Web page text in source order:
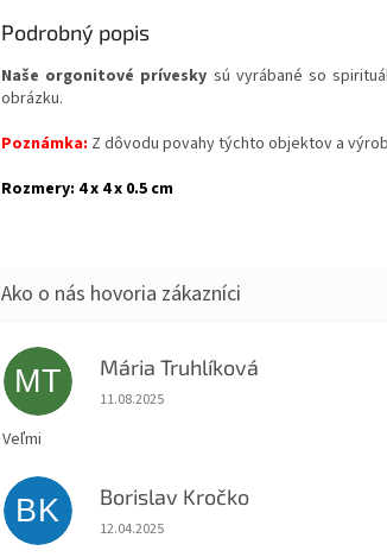
Podrobný popis
Naše orgonitové prívesky sú vyrábané so
obrázku.
Poznámka: Z dôvodu povahy týchto objektov a
Rozmery: 4 x 4 x 0.5 cm
MT Mária Truhlíková
Hodnotenie obchodu je 5 z 5 hviezdičiek.
11.08.2025
Veľmi
BK Borislav Kročko
Hodnotenie obchodu je 5 z 5 hviezdičiek.
12.04.2025